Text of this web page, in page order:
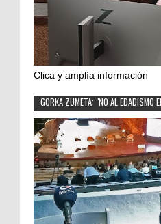
Clica y amplía información
GORKA ZUMETA: "NO AL EDADISMO